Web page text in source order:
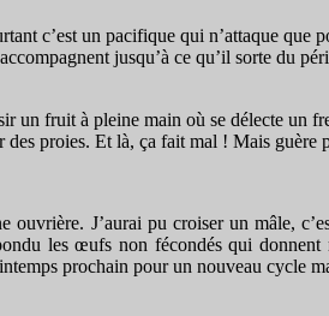
c’est un pacifique qui n’attaque que
jusqu’à ce qu’il sorte du
fruit à pleine main où se délecte un
proies. Et là, ça fait mal ! Mais guère
J’aurai pu croiser un mâle,
les œufs non fécondés qui
prochain pour un nouveau cycle